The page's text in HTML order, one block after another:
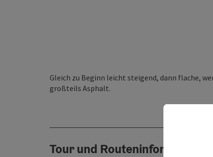
Gleich zu Beginn leicht steigend, dann flache,
großteils Asphalt.
Tour und Routeninformationen